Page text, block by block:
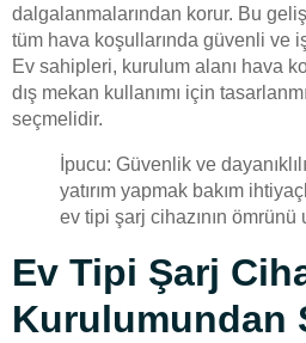
dalgalanmalarından korur. Bu
tüm hava koşullarında güvenli ve
Ev sahipleri, kurulum alanı hava
dış mekan kullanımı için
seçmelidir.
İpucu: Güvenlik ve
yatırım yapmak bakım
ev tipi şarj cihazının ömrünü
Ev Tipi Şarj
Kurulumundan